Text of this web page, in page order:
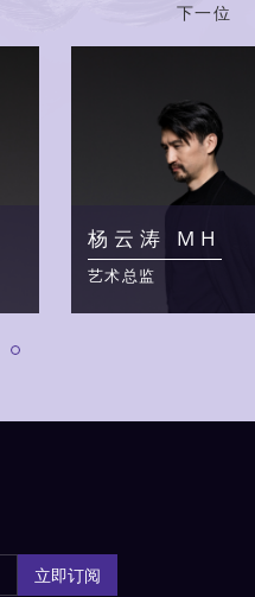
下一位
杨云涛 MH
艺术总监
立即订阅